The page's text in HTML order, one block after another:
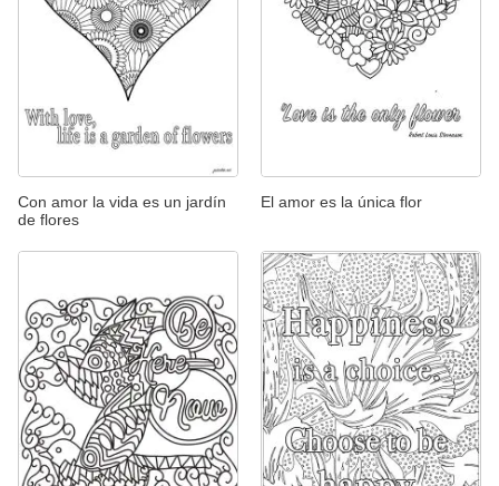
Con amor la vida es un jardín
de flores
El amor es la única flor